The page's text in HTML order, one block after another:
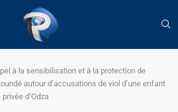
à la sensibilisation et à la protection de
autour d’accusations de viol d’une enfant
d’Odza